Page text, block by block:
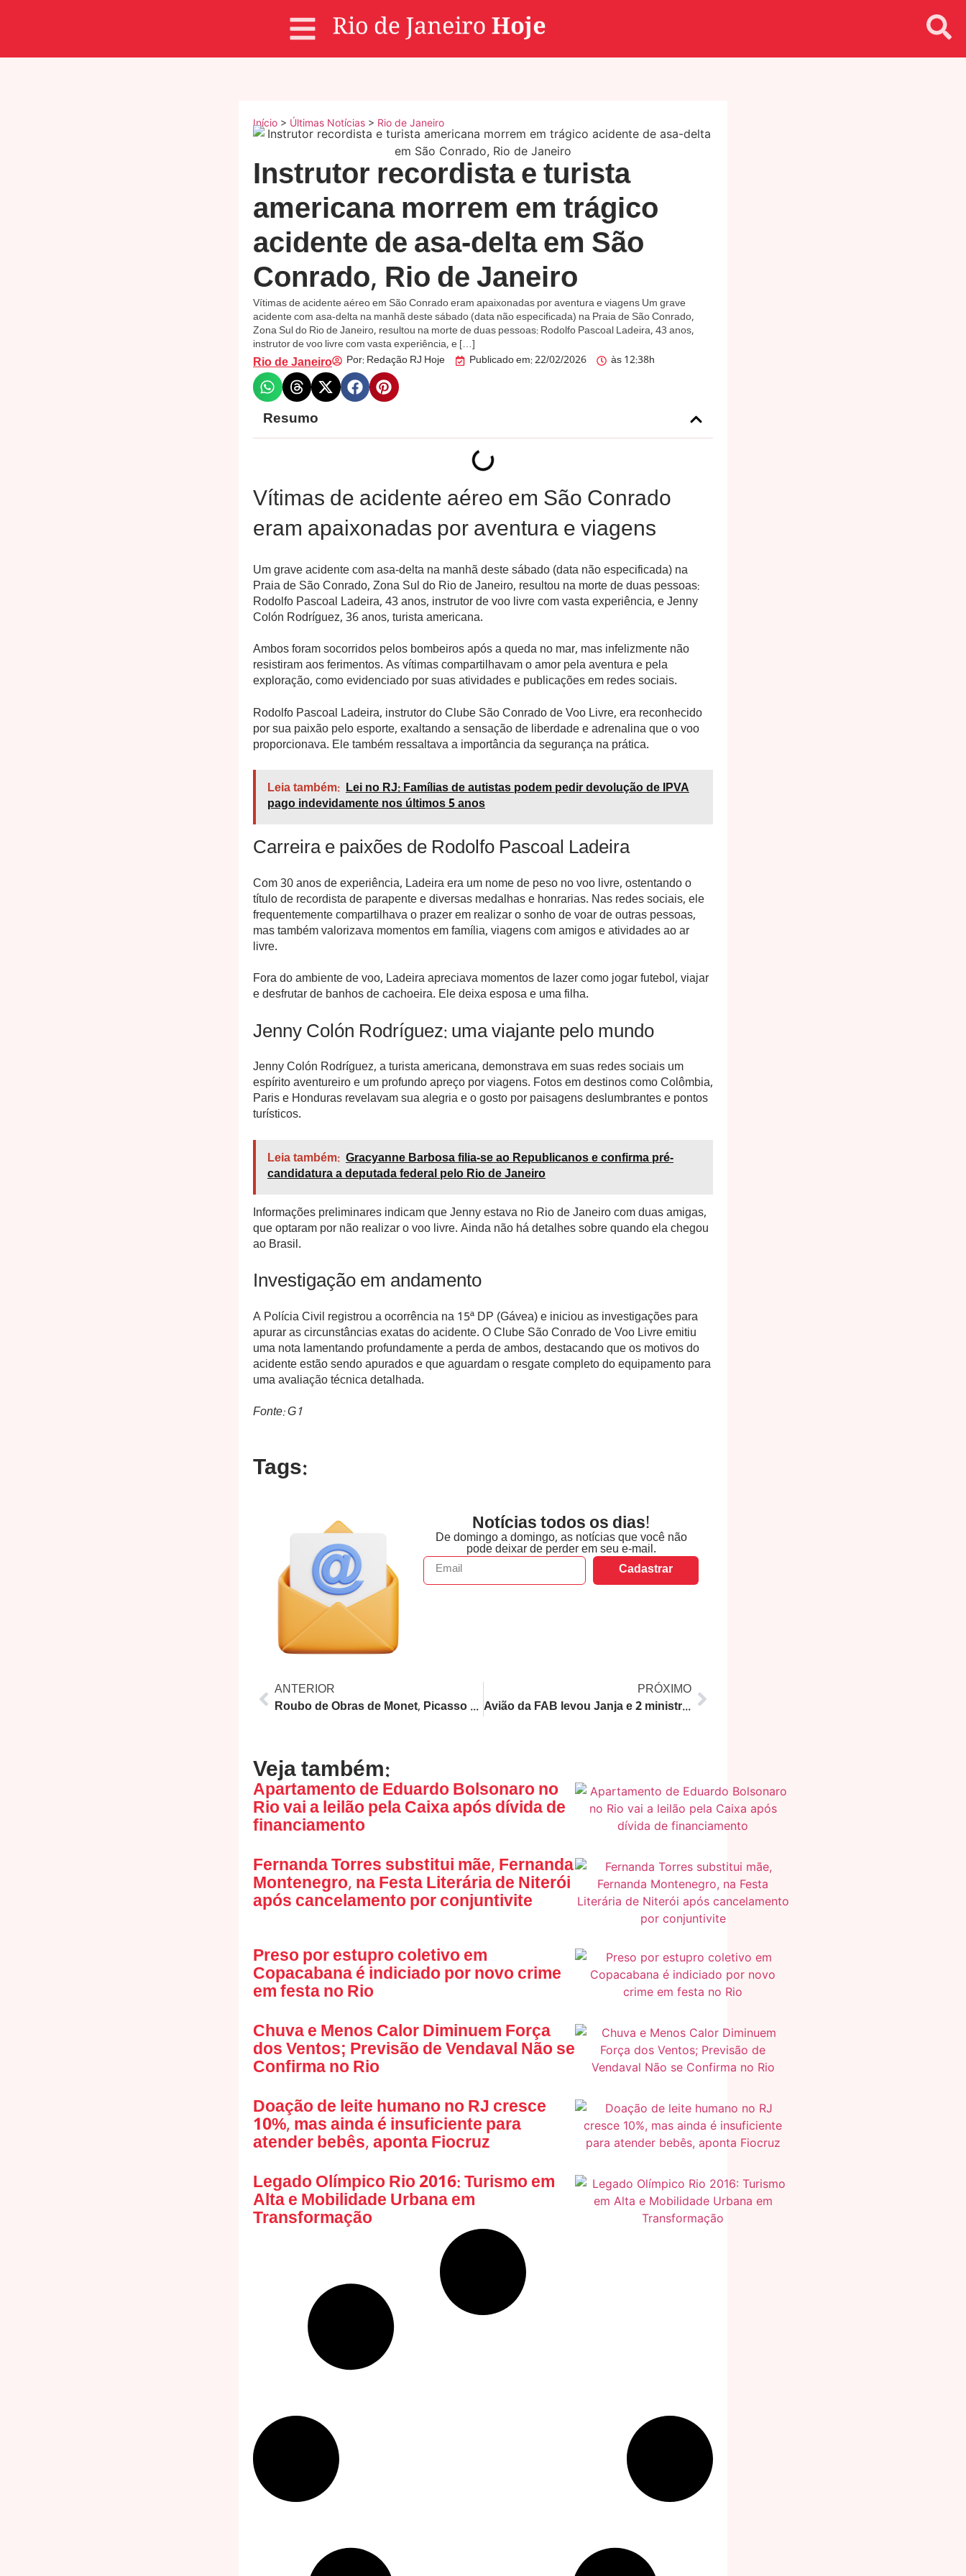
Início > Últimas Notícias > Rio de Janeiro
Instrutor recordista e turista
americana morrem em trágico
acidente de asa-delta em São
Conrado, Rio de Janeiro
Vítimas de acidente aéreo em São Conrado eram apaixonadas por aventura e viagens Um grave
acidente com asa-delta na manhã deste sábado (data não especificada) na Praia de São Conrado,
Zona Sul do Rio de Janeiro, resultou na morte de duas pessoas: Rodolfo Pascoal Ladeira, 43 anos,
instrutor de voo livre com vasta experiência, e […]
Rio de Janeiro Por: Redação RJ Hoje Publicado em:22/02/2026 às12:38h
Resumo
Vítimas de acidente aéreo em São Conrado
eram apaixonadas por aventura e viagens
Um grave acidente com asa-delta na manhã deste sábado (data não especificada) na
Praia de São Conrado, Zona Sul do Rio de Janeiro, resultou na morte de duas pessoas:
Rodolfo Pascoal Ladeira, 43 anos, instrutor de voo livre com vasta experiência, e Jenny
Colón Rodríguez, 36 anos, turista americana.
Ambos foram socorridos pelos bombeiros após a queda no mar, mas infelizmente não
resistiram aos ferimentos. As vítimas compartilhavam o amor pela aventura e pela
exploração, como evidenciado por suas atividades e publicações em redes sociais.
Rodolfo Pascoal Ladeira, instrutor do Clube São Conrado de Voo Livre, era reconhecido
por sua paixão pelo esporte, exaltando a sensação de liberdade e adrenalina que o voo
proporcionava. Ele também ressaltava a importância da segurança na prática.
Leia também: Lei no RJ: Famílias de autistas podem pedir devolução de IPVA
pago indevidamente nos últimos 5 anos
Carreira e paixões de Rodolfo Pascoal Ladeira
Com 30 anos de experiência, Ladeira era um nome de peso no voo livre, ostentando o
título de recordista de parapente e diversas medalhas e honrarias. Nas redes sociais, ele
frequentemente compartilhava o prazer em realizar o sonho de voar de outras pessoas,
mas também valorizava momentos em família, viagens com amigos e atividades ao ar
livre.
Fora do ambiente de voo, Ladeira apreciava momentos de lazer como jogar futebol, viajar
e desfrutar de banhos de cachoeira. Ele deixa esposa e uma filha.
Jenny Colón Rodríguez: uma viajante pelo mundo
Jenny Colón Rodríguez, a turista americana, demonstrava em suas redes sociais um
espírito aventureiro e um profundo apreço por viagens. Fotos em destinos como Colômbia,
Paris e Honduras revelavam sua alegria e o gosto por paisagens deslumbrantes e pontos
turísticos.
Leia também: Gracyanne Barbosa filia-se ao Republicanos e confirma pré-
candidatura a deputada federal pelo Rio de Janeiro
Informações preliminares indicam que Jenny estava no Rio de Janeiro com duas amigas,
que optaram por não realizar o voo livre. Ainda não há detalhes sobre quando ela chegou
ao Brasil.
Investigação em andamento
A Polícia Civil registrou a ocorrência na 15ª DP (Gávea) e iniciou as investigações para
apurar as circunstâncias exatas do acidente. O Clube São Conrado de Voo Livre emitiu
uma nota lamentando profundamente a perda de ambos, destacando que os motivos do
acidente estão sendo apurados e que aguardam o resgate completo do equipamento para
uma avaliação técnica detalhada.
Fonte: G1
Tags:
Notícias todos os dias!
De domingo a domingo, as notícias que você não
pode deixar de perder em seu e-mail.
Cadastrar
ANTERIOR
Roubo de Obras de Monet, Picasso e Dalí no Rio Prescreve Após 20 Anos Sem Punição
PRÓXIMO
Avião da FAB levou Janja e 2 ministras para agenda no Rio com visita à Acadêmicos de Niterói
Veja também:
Apartamento de Eduardo Bolsonaro no
Rio vai a leilão pela Caixa após dívida de
financiamento
Fernanda Torres substitui mãe, Fernanda
Montenegro, na Festa Literária de Niterói
após cancelamento por conjuntivite
Preso por estupro coletivo em
Copacabana é indiciado por novo crime
em festa no Rio
Chuva e Menos Calor Diminuem Força
dos Ventos; Previsão de Vendaval Não se
Confirma no Rio
Doação de leite humano no RJ cresce
10%, mas ainda é insuficiente para
atender bebês, aponta Fiocruz
Legado Olímpico Rio 2016: Turismo em
Alta e Mobilidade Urbana em
Transformação